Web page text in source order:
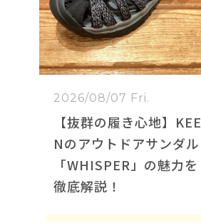
2026/08/07 Fri.
【抜群の履き心地】KEE
Nのアウトドアサンダル
「WHISPER」の魅力を
徹底解説！